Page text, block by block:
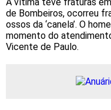
de Bombeiros, ocorreu
ossos da ‘canela’. O
momento do
Vicente de Paulo.